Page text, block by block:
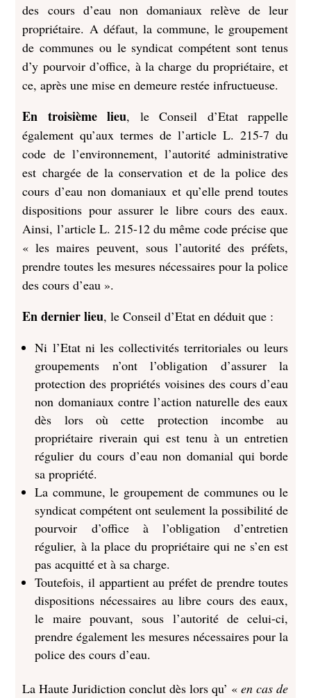
des cours d’eau non domaniaux relève de leur
propriétaire. A défaut, la commune, le groupement
de communes ou le syndicat compétent sont tenus
d’y pourvoir d’office, à la charge du propriétaire, et
ce, après une mise en demeure restée infructueuse.
En troisième lieu, le Conseil d’Etat rappelle
également qu’aux termes de l’article L. 215-7 du
code de l’environnement, l’autorité administrative
est chargée de la conservation et de la police des
cours d’eau non domaniaux et qu’elle prend toutes
dispositions pour assurer le libre cours des eaux.
Ainsi, l’article L. 215-12 du même code précise que
« les maires peuvent, sous l’autorité des préfets,
prendre toutes les mesures nécessaires pour la police
des cours d’eau ».
En dernier lieu, le Conseil d’Etat en déduit que :
Ni l’Etat ni les collectivités territoriales ou leurs
groupements n’ont l’obligation d’assurer la
protection des propriétés voisines des cours d’eau
non domaniaux contre l’action naturelle des eaux
dès lors où cette protection incombe au
propriétaire riverain qui est tenu à un entretien
régulier du cours d’eau non domanial qui borde
sa propriété.
La commune, le groupement de communes ou le
syndicat compétent ont seulement la possibilité de
pourvoir d’office à l’obligation d’entretien
régulier, à la place du propriétaire qui ne s’en est
pas acquitté et à sa charge.
Toutefois, il appartient au préfet de prendre toutes
dispositions nécessaires au libre cours des eaux,
le maire pouvant, sous l’autorité de celui-ci,
prendre également les mesures nécessaires pour la
police des cours d’eau.
La Haute Juridiction conclut dès lors qu’ « en cas de